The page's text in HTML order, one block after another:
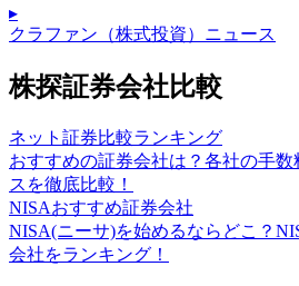
▸
クラファン（株式投資）ニュース
株探証券会社比較
ネット証券比較ランキング
おすすめの証券会社は？各社の手
スを徹底比較！
NISAおすすめ証券会社
NISA(ニーサ)を始めるならどこ？
会社をランキング！